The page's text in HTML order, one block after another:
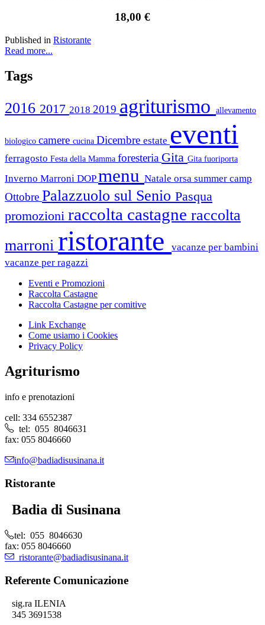
18,00 €
Published in Ristorante
Read more...
Tags
2016 2017 2018 2019 agriturismo allevamento
biologico camere cucina Dicembre estate eventi
ferragosto Festa della Mamma foresteria Gita Gita fuoriporta
Inverno Marroni DOPmenu Natale orsa summer camp
Ottobre Palazzuolo sul Senio Pasqua
promozioni raccolta castagne raccolta
marroni ristorante
vacanze per bambini
vacanze per ragazzi
Eventi e Promozioni
Raccolta Castagne
Raccolta Castagne per comitive
Link Exchange
Come usiamo i Cookies
Privacy Policy
Agriturismo
info e prenotazioni
cell: 334 6552387
tel: 055 8046631
fax: 055 8046660
info@badiadisusinana.it
Ristorante
Badia di Susinana
tel: 055 8046630
fax: 055 8046660
ristorante@badiadisusinana.it
Referente Comunicazione
sig.ra ILENIA
345 3691538